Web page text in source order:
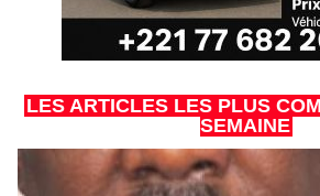
LES ARTICLES LES PLUS
SEMAINE